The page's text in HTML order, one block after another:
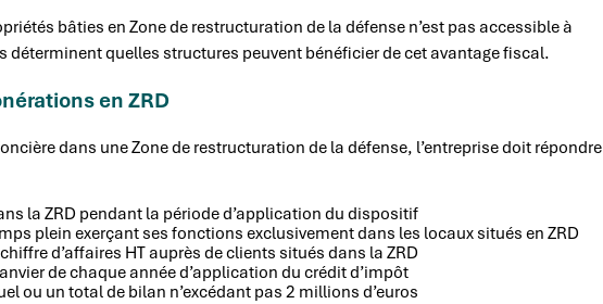
bâties en Zone de restructuration de la défense n’est pas accessible à
déterminent quelles structures peuvent bénéficier de cet avantage fiscal.
en ZRD
dans une Zone de restructuration de la défense, l’entreprise doit répondre
la ZRD pendant la période d’application du dispositif
plein exerçant ses fonctions exclusivement dans les locaux situés en ZRD
d’affaires HT auprès de clients situés dans la ZRD
de chaque année d’application du crédit d’impôt
ou un total de bilan n’excédant pas 2 millions d’euros